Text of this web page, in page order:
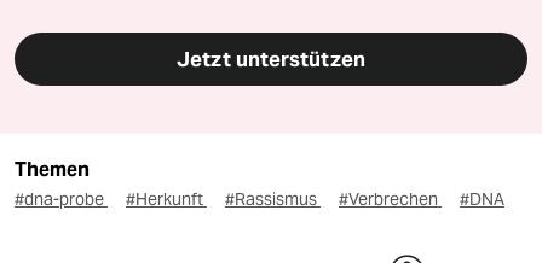
Jetzt unterstützen
Themen
#dna-probe #Herkunft #Rassismus #Verbrechen #DNA